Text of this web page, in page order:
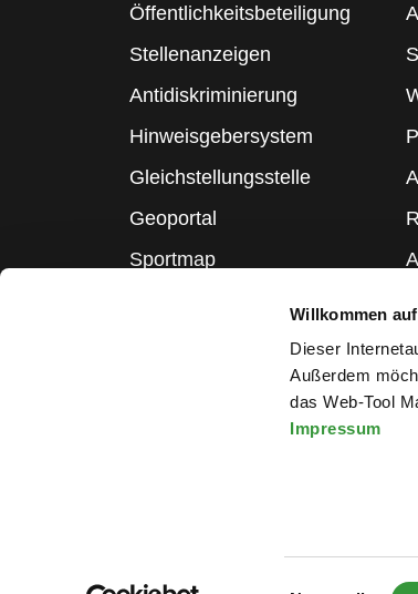
Willkommen
Dieser
Außerdem
das Web-Tool
Impressum
Öffentlichkeitsbeteiligung
Stellenanzeigen
Antidiskriminierung
Hinweisgebersystem
Gleichstellungsstelle
Geoportal
Sportmap
Datenschutzerklärung|